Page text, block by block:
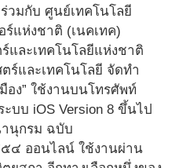
มกับ ศูนย์เทคโนโลยี
ร์แห่งชาติ (เนคเทค)
ละเทคโนโลยีแห่งชาติ
ร์และเทคโนโลยี จัดทำ
อง” ใช้งานบนโทรศัพท์
บบ iOS Version 8 ขึ้นไป
านุกรม ฉบับ
๔ ออนไลน์ ใช้งานผ่าน